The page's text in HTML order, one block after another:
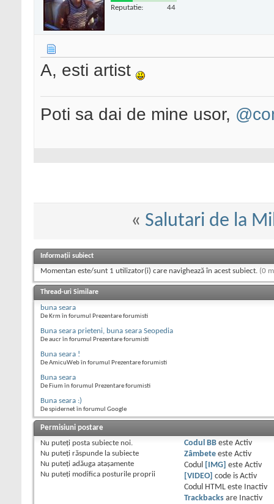
Reputatie: 44
A, esti artist
Poti sa dai de mine usor,
« Salutari de la
Informații subiect
Momentan este/sunt 1 utilizator(i) care navighează în acest subiect. (0
Thread-uri Similare
buna seara
De Krm în forumul Prezentare forumisti
Buna seara prieteni, buna seara Seopedia
De aucr în forumul Prezentare forumisti
Buna seara !
De AmicuWeb în forumul Prezentare forumisti
Buna seara
De Fium în forumul Prezentare forumisti
Buna seara :)
De spidernet în forumul Google
Permisiuni postare
Nu puteţi posta subiecte noi.
Nu puteţi răspunde la subiecte
Nu puteţi adăuga ataşamente
Nu puteţi modifica posturile proprii
Codul BBeste Activ
Zâmbeteeste Activ
Codul
[IMG] este Activ
[VIDEO] code is Activ
Codul HTML este
Inactiv
Trackbacksare
Inactiv